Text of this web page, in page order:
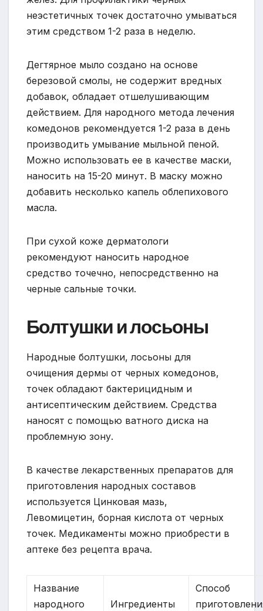
неэстетичных точек достаточно умываться
этим средством 1-2 раза в неделю.
Дегтярное мыло создано на основе
березовой смолы, не содержит вредных
добавок, обладает отшелушивающим
действием. Для народного метода лечения
комедонов рекомендуется 1-2 раза в день
производить умывание мыльной пеной.
Можно использовать ее в качестве маски,
наносить на 15-20 минут. В маску можно
добавить несколько капель облепихового
масла.
При сухой коже дерматологи
рекомендуют наносить народное
средство точечно, непосредственно на
черные сальные точки.
Болтушки и лосьоны
Народные болтушки, лосьоны для
очищения дермы от черных комедонов,
точек обладают бактерицидным и
антисептическим действием. Средства
наносят с помощью ватного диска на
проблемную зону.
В качестве лекарственных препаратов для
приготовления народных составов
используется Цинковая мазь,
Левомицетин, борная кислота от черных
точек. Медикаменты можно приобрести в
аптеке без рецепта врача.
Название
народного
Ингредиенты
Способ